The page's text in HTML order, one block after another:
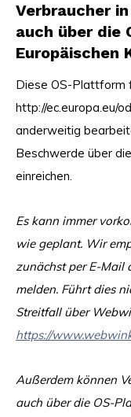
Verbraucher
auch über die
Europäischen
Diese OS-Plattform
http://ec.europa.eu/
anderweitig
Beschwerde über
einreichen.
Es kann immer
wie geplant. Wir
zunächst per E-Mail
melden. Führt dies
Streitfall über
https://
Außerdem können
auch über die OS-